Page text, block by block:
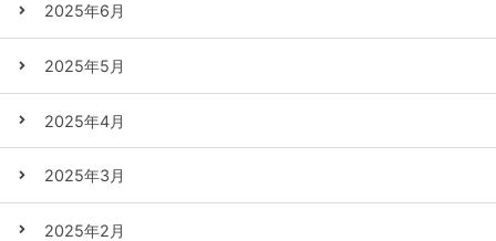
2025年6月
2025年5月
2025年4月
2025年3月
2025年2月